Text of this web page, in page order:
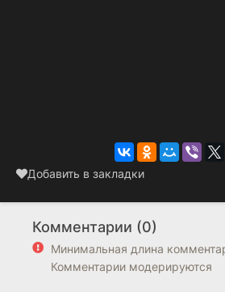
Добавить в закладки
Комментарии (0)
Минимальная длина
Комментарии модерируются